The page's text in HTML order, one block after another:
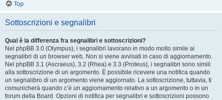
Top
Sottoscrizioni e segnalibri
Qual è la differenza fra segnalibri e sottoscrizioni?
Nel phpBB 3.0 (Olympus), i segnalibri lavorano in modo molto simile ai
segnalibri di un browser web. Non si viene avvisati in caso di aggiornamento.
Nel phpBB 3.1 (Ascraeus), 3.2 (Rhea) e 3.3 (Proteus), i segnalibri sono simili
alla sottoscrizione di un argomento. È possibile ricevere una notifica quando
un segnalibro di un argomento viene aggiornato. La sottoscrizione, tuttavia, ti
comunicherà quando c’è un aggiornamento relativo a un argomento o in un
forum della Board. Opzioni di notifica per segnalibri e sottoscrizioni possono